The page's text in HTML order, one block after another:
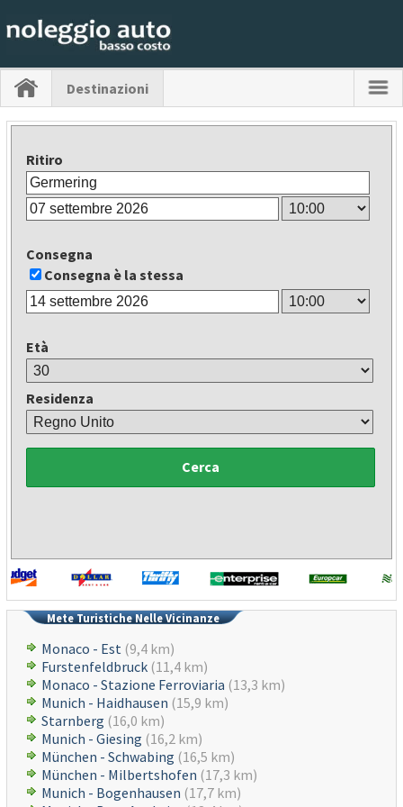
Destinazioni
Ritiro
Consegna
Consegna è la stessa
Età
Residenza
Cerca
Mete Turistiche Nelle Vicinanze
Monaco - Est (9,4 km)
Furstenfeldbruck (11,4 km)
Monaco - Stazione Ferroviaria (13,3 km)
Munich - Haidhausen (15,9 km)
Starnberg (16,0 km)
Munich - Giesing (16,2 km)
München - Schwabing (16,5 km)
München - Milbertshofen (17,3 km)
Munich - Bogenhausen (17,7 km)